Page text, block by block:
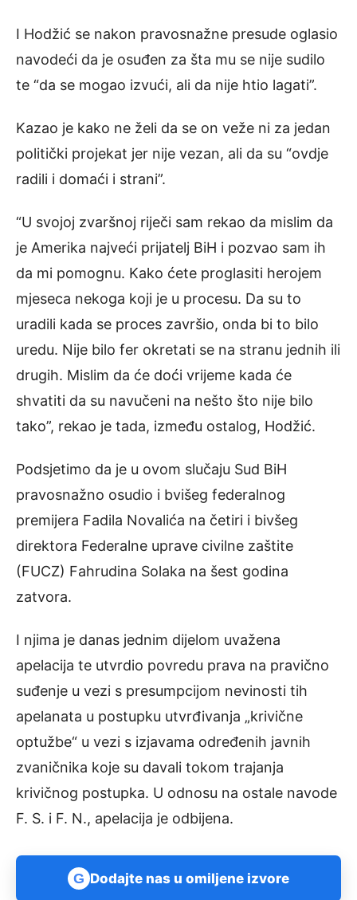
I Hodžić se nakon pravosnažne presude oglasio
navodeći da je osuđen za šta mu se nije sudilo
te “da se mogao izvući, ali da nije htio lagati”.
Kazao je kako ne želi da se on veže ni za jedan
politički projekat jer nije vezan, ali da su “ovdje
radili i domaći i strani”.
“U svojoj zvaršnoj riječi sam rekao da mislim da
je Amerika najveći prijatelj BiH i pozvao sam ih
da mi pomognu. Kako ćete proglasiti herojem
mjeseca nekoga koji je u procesu. Da su to
uradili kada se proces završio, onda bi to bilo
uredu. Nije bilo fer okretati se na stranu jednih ili
drugih. Mislim da će doći vrijeme kada će
shvatiti da su navučeni na nešto što nije bilo
tako”, rekao je tada, između ostalog, Hodžić.
Podsjetimo da je u ovom slučaju Sud BiH
pravosnažno osudio i bvišeg federalnog
premijera Fadila Novalića na četiri i bivšeg
direktora Federalne uprave civilne zaštite
(FUCZ) Fahrudina Solaka na šest godina
zatvora.
I njima je danas jednim dijelom uvažena
apelacija te utvrdio povredu prava na pravično
suđenje u vezi s presumpcijom nevinosti tih
apelanata u postupku utvrđivanja „krivične
optužbe“ u vezi s izjavama određenih javnih
zvaničnika koje su davali tokom trajanja
krivičnog postupka. U odnosu na ostale navode
F. S. i F. N., apelacija je odbijena.
G Dodajte nas u omiljene izvore